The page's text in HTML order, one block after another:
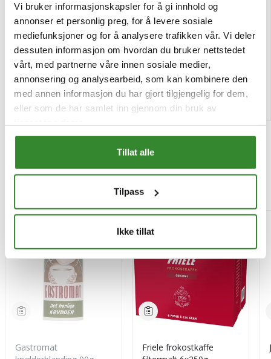
Vi bruker informasjonskapsler for å gi innhold og
annonser et personlig preg, for å levere sosiale
mediefunksjoner og for å analysere trafikken vår. Vi deler
dessuten informasjon om hvordan du bruker nettstedet
vårt, med partnerne våre innen sosiale medier,
annonsering og analysearbeid, som kan kombinere den
med annen informasjon du har gjort tilgjengelig for dem,
eller som de har samlet inn gjennom din bruk av
Tillat alle
Tilpass
Ikke tillat
Sukker porsjon 4g 4kg
Pris
kr 212,04 /krt
Tilgjengelig
Kjøp
Winnetou lønnesirup 100%
250g
Pris
kr 102,56 /stk
Tilgjengelig
Kjøp
Gastromat
Friele frokostkaffe